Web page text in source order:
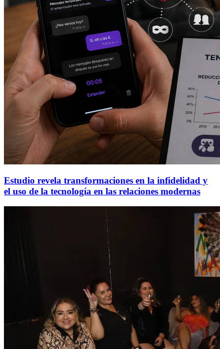
Estudio revela transformaciones en la infidelidad y
el uso de la tecnología en las relaciones modernas